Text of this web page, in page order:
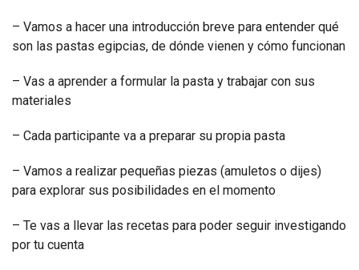
– Vamos a hacer una introducción breve para entender qué
son las pastas egipcias, de dónde vienen y cómo funcionan
– Vas a aprender a formular la pasta y trabajar con sus
materiales
– Cada participante va a preparar su propia pasta
– Vamos a realizar pequeñas piezas (amuletos o dijes)
para explorar sus posibilidades en el momento
– Te vas a llevar las recetas para poder seguir investigando
por tu cuenta